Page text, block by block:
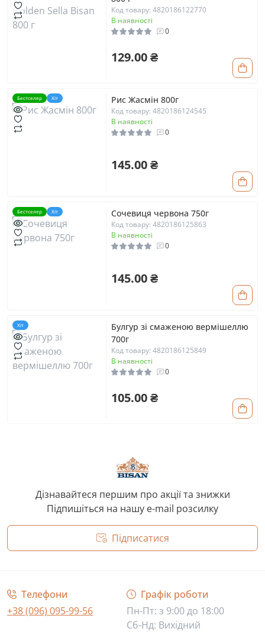
Код товару: 4820186122770
В наявності
0
129.00 ₴
Бестселер Хіт Рис Жасмін 800г
Код товару: 4820186124545
В наявності
0
145.00 ₴
Бестселер Хіт Сочевиця червона 750г
Код товару: 4820186125863
В наявності
0
145.00 ₴
Хіт
Булгур зі смаженою вермішеллю
700г
Код товару: 4820186125849
В наявності
0
105.00 ₴
Дізнавайтеся першим про акції та знижки
Підпишіться на нашу e-mail розсилку
Підписатися
Політика конфіденційності
Телефони
+38 (096) 095-99-56
Графік роботи
Пн-Пт: з 9:00 до 18:00
Сб-Нд: Вихідний